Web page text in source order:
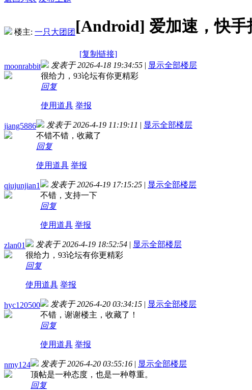
楼主: 一只大团团 [Android] 爱加速，快
[复制链接]
moonrabbit
发表于 2026-4-18 19:34:55 | 显示全部楼层
很给力，93论坛有你更精彩
回复
使用道具 举报
jiang5886 发表于 2026-4-19 11:19:11 | 显示全部楼层
不错不错，收藏了
回复
使用道具 举报
qiujunjian1 发表于 2026-4-19 17:15:25 | 显示全部楼层
不错，支持一下
回复
使用道具 举报
zlan01 发表于 2026-4-19 18:52:54 | 显示全部楼层
很给力，93论坛有你更精彩
回复
使用道具 举报
hyc120500 发表于 2026-4-20 03:34:15 | 显示全部楼层
不错，谢谢楼主，收藏了！
回复
使用道具 举报
nmy124 发表于 2026-4-20 03:55:16 | 显示全部楼层
顶帖是一种态度，也是一种尊重。
回复